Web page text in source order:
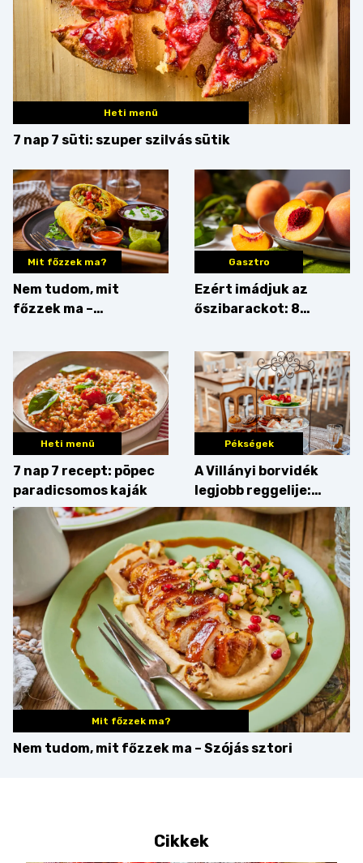
Heti menü
7 nap 7 süti: szuper szilvás sütik
Mit főzzek ma?
Nem tudom, mit
főzzek ma –
Gasztro
Ezért imádjuk az
őszibarackot: 8
augusztusban
feltankolj belőle
Heti menü
7 nap 7 recept: pöpec
paradicsomos kaják
Pékségek
A Villányi borvidék
legjobb reggelije:
kovászos kenyér és
gourmet pékáruk
Palkonyán
Mit főzzek ma?
Nem tudom, mit főzzek ma – Szójás sztori
Cikkek